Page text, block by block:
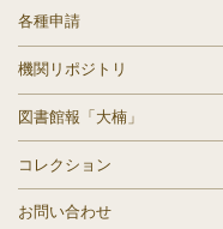
各種申請
機関リポジトリ
図書館報「大楠」
コレクション
お問い合わせ